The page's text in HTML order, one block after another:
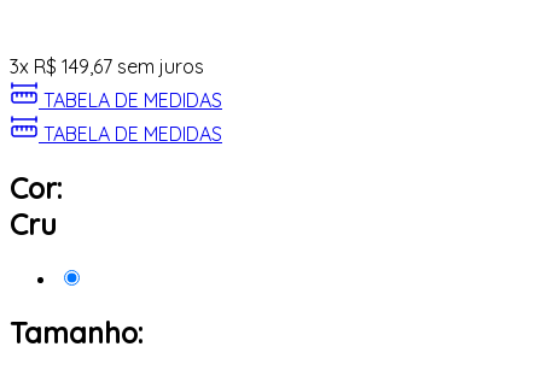
3x R$ 149,67 sem juros
TABELA DE MEDIDAS
TABELA DE MEDIDAS
Cor:
Cru
Tamanho: